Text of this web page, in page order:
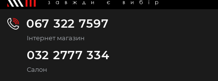
067 322 7597
Інтернет магазин
032 2777 334
Салон